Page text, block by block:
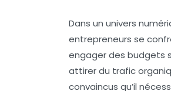
Dans un univers
entrepreneurs se
engager des budgets
attirer du trafic
convaincus qu’il